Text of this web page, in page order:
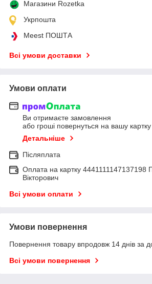
Магазини Rozetka
Укрпошта
Meest ПОШТА
Всі умови доставки
Умови оплати
Ви отримаєте замовлення
або гроші повернуться на вашу картку
Детальніше
Післяплата
Оплата на картку 4441111147137198
Вікторович
Всі умови оплати
Умови повернення
Повернення товару впродовж 14 днів за
Всі умови повернення